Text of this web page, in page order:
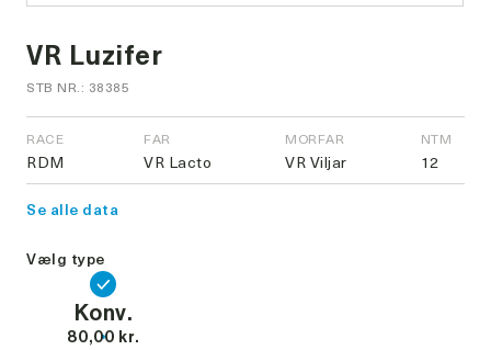
VR Luzifer
STB NR.: 38385
RACE
RDM
FAR
VR Lacto
MORFAR
VR Viljar
NTM
12
Se alle data
Vælg type
Konv.
80,00 kr.